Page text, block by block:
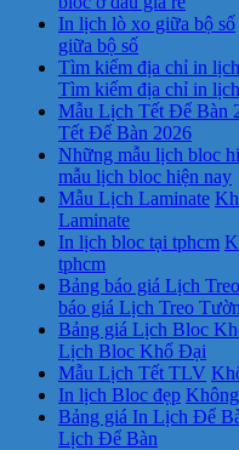
In lịch lò xo giữa bộ số
giữa bộ số
Tìm kiếm địa chỉ in
Tìm kiếm địa chỉ in
Mẫu Lịch Tết Để Bàn
Tết Để Bàn 2026
Những mẫu lịch bloc
mẫu lịch bloc hiện nay
Mẫu Lịch Laminate
Laminate
In lịch bloc tại tphcm
tphcm
Bảng báo giá Lịch
báo giá Lịch Treo
Bảng giá Lịch Bloc
Lịch Bloc Khổ Đại
Mẫu Lịch Tết TLV
In lịch Bloc đẹp
Bảng giá In Lịch Để
Lịch Để Bàn